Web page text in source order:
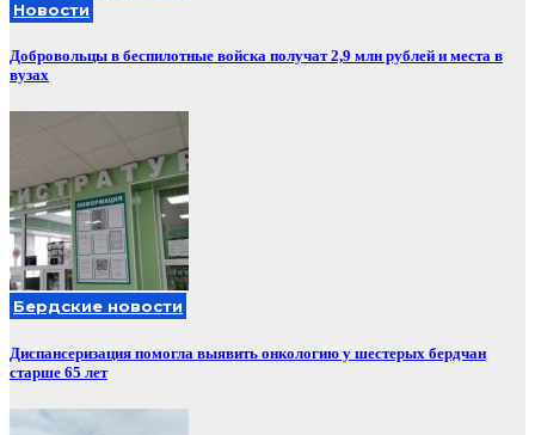
Новости
Добровольцы в беспилотные войска получат 2,9 млн рублей и места в
вузах
Бердские новости
Диспансеризация помогла выявить онкологию у шестерых бердчан
старше 65 лет